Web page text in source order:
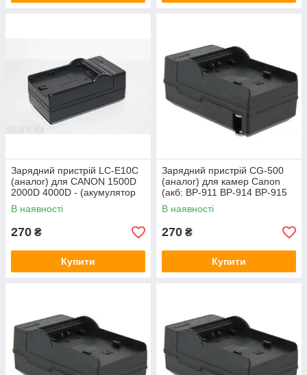
Зарядний пристрій LC-E10C
(аналог) для CANON 1500D
2000D 4000D - (акумулятор
LP-E10)
В наявності
270 ₴
Купити
Зарядний пристрій CG-500
(аналог) для камер Canon
(акб: BP-911 BP-914 BP-915
BP-927 BP-930 BP-945 BP-
950)
В наявності
270 ₴
Купити